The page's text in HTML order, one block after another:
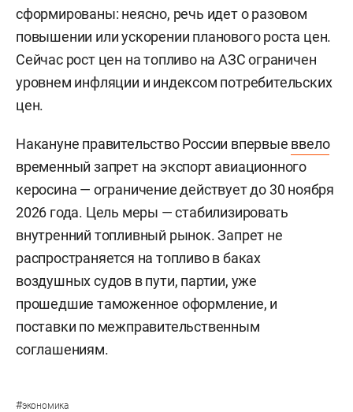
сформированы: неясно, речь идет о разовом
повышении или ускорении планового роста цен.
Сейчас рост цен на топливо на АЗС ограничен
уровнем инфляции и индексом потребительских
цен.
Накануне правительство России впервые ввело
временный запрет на экспорт авиационного
керосина — ограничение действует до 30 ноября
2026 года. Цель меры — стабилизировать
внутренний топливный рынок. Запрет не
распространяется на топливо в баках
воздушных судов в пути, партии, уже
прошедшие таможенное оформление, и
поставки по межправительственным
соглашениям.
#экономика